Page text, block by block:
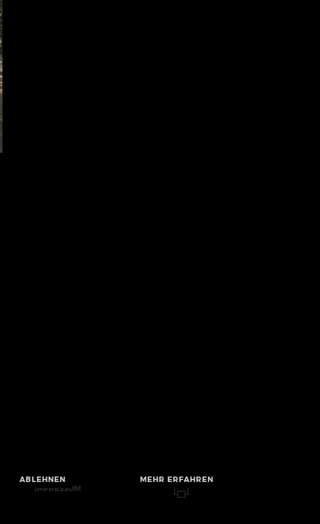
ABLEHNEN MEHR ERFAHREN
IMPRESSUM